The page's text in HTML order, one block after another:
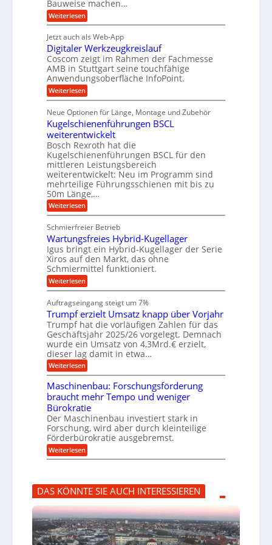
i
e
b
e
f
ü
r
r
a
e
U
m
g
e
b
u
n
g
e
n
r
a
g
s
e
i
n
g
a
n
g
I
w
i
c
h
t
i
g
e
r
a
l
M
a
s
c
h
i
n
e
n
n
g
e
t
r
i
e
b
e
f
ü
r
r
ä
z
i
s
e
H
u
b
b
e
w
e
g
u
n
g
e
n
Bauweise machen…
Weiterlesen:
P
ä
z
i
s
i
o
n
f
r
A
u
t
o
m
o
t
i
v
e
u
n
d
M
a
s
c
h
i
n
n
b
a
u
Jetzt auch als Web-App
Digitaler Werkzeugkreislauf
Coscom zeigt im Rahmen der Fachmesse
AMB in Stuttgart seine touchfähige
Anwendungsoberfläche InfoPoint.
Weiterlesen:
D
g
i
t
a
l
e
r
W
e
r
k
z
e
u
g
k
r
e
i
s
l
a
u
f
Neue Optionen für Länge, Montage und Zubehör
Kugelschienenführungen BSCL
weiterentwickelt
Bosch Rexroth hat die
Kugelschienenführungen BSCL für den
mittleren Leistungsbereich
weiterentwickelt: Neu im Programm sind
mehrteilige Führungsschienen mit bis zu
50m Länge,…
Weiterlesen:
K
g
e
l
s
c
h
i
e
e
n
f
ü
h
r
u
n
g
e
n
B
S
C
L
w
e
i
t
e
n
w
i
c
k
Schmierfreier Betrieb
Wartungsfreies Hybrid-Kugellager
Igus bringt ein Hybrid-Kugellager der Serie
Xiros auf den Markt, das ohne
Schmiermittel funktioniert.
Weiterlesen:
W
r
t
u
n
g
s
f
r
e
e
s
H
y
b
r
i
d
-
g
e
l
l
a
g
e
Auftragseingang steigt um 7%
Trumpf erzielt Umsatz knapp über Vorjahr
Trumpf hat die vorläufigen Zahlen für das
Geschäftsjahr 2025/26 vorgelegt. Demnach
wurde ein Umsatz von 4,3Mrd.€ erzielt,
dieser lag damit in etwa…
Weiterlesen:
T
u
m
p
f
e
r
z
i
e
U
m
s
a
t
z
k
Maschinenbau: Forschungsförderung
braucht mehr Tempo und weniger
Bürokratie
Der Maschinenbau investiert stark in
Forschung, wird aber durch kleinteilige
Förderbürokratie ausgebremst.
Weiterlesen:
M
c
h
i
n
e
n
b
a
DAS KÖNNTE SIE AUCH INTERESSIEREN